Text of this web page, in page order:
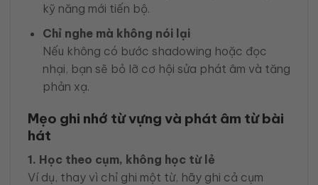
kỹ năng mới tiến bộ.
Chỉ nghe mà không nói lại
Nếu không có bước shadowing hoặc đọc
nhại, bạn sẽ bỏ lỡ cơ hội sửa phát âm và tăng
phản xạ.
Mẹo ghi nhớ từ vựng và phát âm từ bài
hát
1. Học theo cụm, không học từ lẻ
Ví dụ, thay vì chỉ ghi một từ, hãy ghi cả cụm